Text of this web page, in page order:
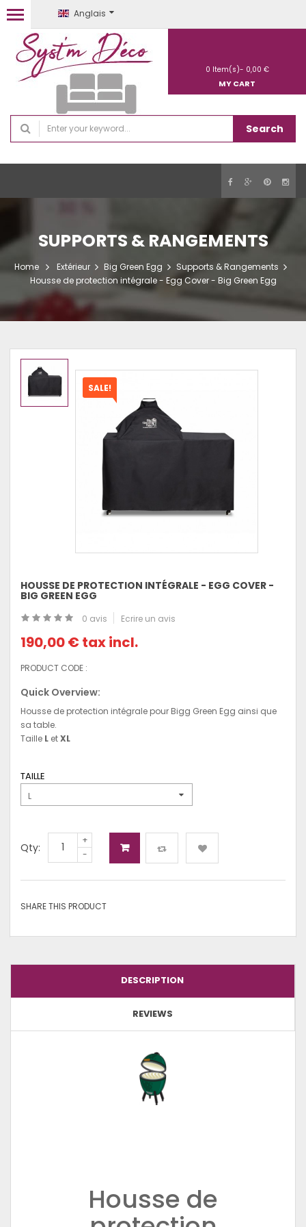
Anglais
Search
0 Item(s)- 0,00 €
MY CART
SUPPORTS & RANGEMENTS
Home Extérieur Big Green Egg
Supports & Rangements
Housse de protection intégrale - Egg Cover - Big Green Egg
SALE!
HOUSSE DE PROTECTION INTÉGRALE - EGG COVER -
BIG GREEN EGG
0 avis Ecrire un avis
190,00 € tax incl.
PRODUCT CODE :
Quick Overview:
Housse de protection intégrale pour Bigg Green Egg ainsi que
sa table.
Taille L etXL
TAILLE
L
Qty:
+
-
SHARE THIS PRODUCT
DESCRIPTION
REVIEWS
Housse de